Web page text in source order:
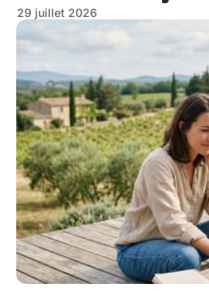
29 juillet 2026